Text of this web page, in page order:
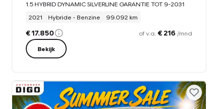
1.5 HYBRID DYNAMIC SILVERLINE GARANTIE TOT 9-2031
2021
Hybride - Benzine 99.092 km
€ 17.850 of v.a. € 216 /mnd
Bekijk